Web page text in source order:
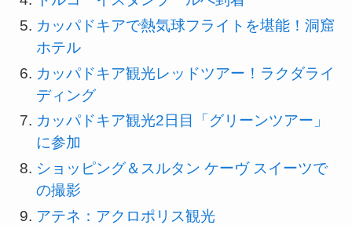
カッパドキアで熱気球フライトを堪能！洞窟
ホテル
カッパドキア観光レッドツアー！ラクダライ
ディング
カッパドキア観光2日目「グリーンツアー」
に参加
ショッピング＆スルタン ケーヴ スイーツで
の撮影
アテネ：アクロポリス観光